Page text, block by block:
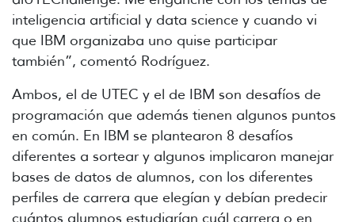
inteligencia artificial y data science y cuando vi
que IBM organizaba uno quise participar
también”, comentó Rodríguez.
Ambos, el de UTEC y el de IBM son desafíos de
programación que además tienen algunos puntos
en común. En IBM se plantearon 8 desafíos
diferentes a sortear y algunos implicaron manejar
bases de datos de alumnos, con los diferentes
perfiles de carrera que elegían y debían predecir
cuántos alumnos estudiarían cuál carrera o en